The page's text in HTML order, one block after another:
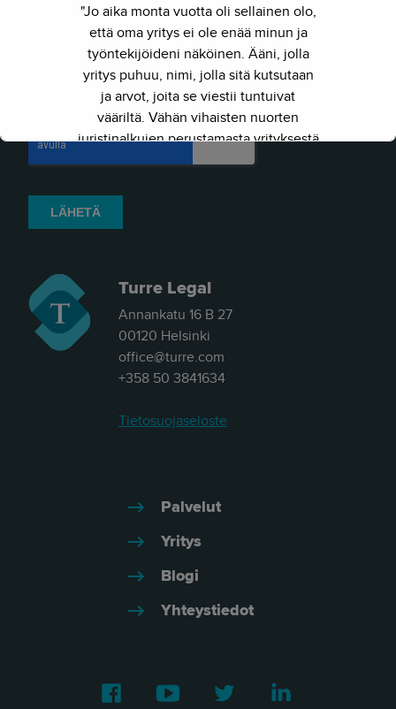
Turre Legal
Annankatu 16 B 27
00120 Helsinki
office@turre.com
+358 50 3841634
Tietosuojaseloste
Palvelut
Yritys
Blogi
Yhteystiedot
Facebook Youtube Twitter
"Jo aika monta vuotta oli sellainen olo,
että oma yritys ei ole enää minun ja
työntekijöideni näköinen. Ääni, jolla
yritys puhuu, nimi, jolla sitä kutsutaan
ja arvot, joita se viestii tuntuivat
vääriltä. Vähän vihaisten nuorten
juristinalkujen perustamasta yrityksestä
on kasvanut kokenut ja
Siksi julkaisimme uuden nimen ja
verkkosivun. Out with the old - in with
- Herkko Hietanen